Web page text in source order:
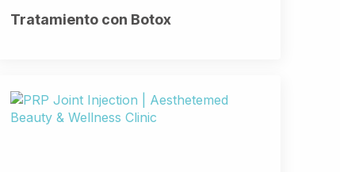
Tratamiento con Botox